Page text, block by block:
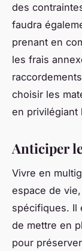
des
faudra
prenant en
les frais
choisir les
en privilégiant
Anticiper
Vivre en
espace de
spécifiques. Il
de mettre en
pour